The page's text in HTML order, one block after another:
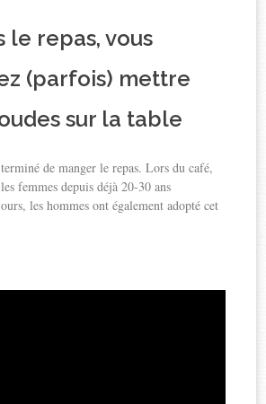
le repas, vous
(parfois) mettre
sur la table
de manger le repas. Lors du café,
femmes depuis déjà 20-30 ans
les hommes ont également adopté cet